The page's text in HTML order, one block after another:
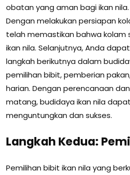
obatan yang aman bagi ikan nila.
Dengan melakukan persiapan
telah memastikan bahwa kolam
ikan nila. Selanjutnya, Anda
langkah berikutnya dalam
pemilihan bibit, pemberian
harian. Dengan perencanaan
matang, budidaya ikan nila
menguntungkan dan sukses.
Langkah Kedua:
Pemilihan bibit ikan nila yang